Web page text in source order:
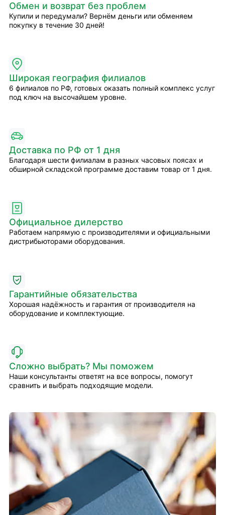
Обмен и возврат без проблем
Купили и передумали? Вернём деньги или обменяем
покупку в течение 30 дней!
Широкая география филиалов
6 филиалов по РФ, готовых оказать полный комплекс услуг
под ключ на высочайшем уровне.
Доставка по РФ от 1 дня
Благодаря шести филиалам в разных часовых поясах и
обширной складской программе доставим товар от 1 дня.
Официальное дилерство
Работаем напрямую с производителями и официальными
дистрибьюторами оборудования.
Гарантийные обязательства
Хорошая надёжность и гарантия от производителя на
оборудование и комплектующие.
Сложно выбрать? Мы поможем
Наши консультанты ответят на все вопросы, помогут
сравнить и выбрать подходящие модели.